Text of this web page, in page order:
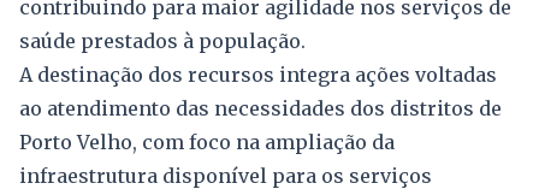
contribuindo para maior agilidade nos serviços de
saúde prestados à população.
A destinação dos recursos integra ações voltadas
ao atendimento das necessidades dos distritos de
Porto Velho, com foco na ampliação da
infraestrutura disponível para os serviços